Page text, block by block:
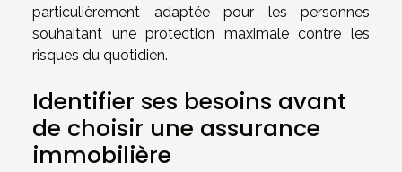
particulièrement adaptée pour les personnes
souhaitant une protection maximale contre les
risques du quotidien.
Identifier ses besoins avant
de choisir une assurance
immobilière